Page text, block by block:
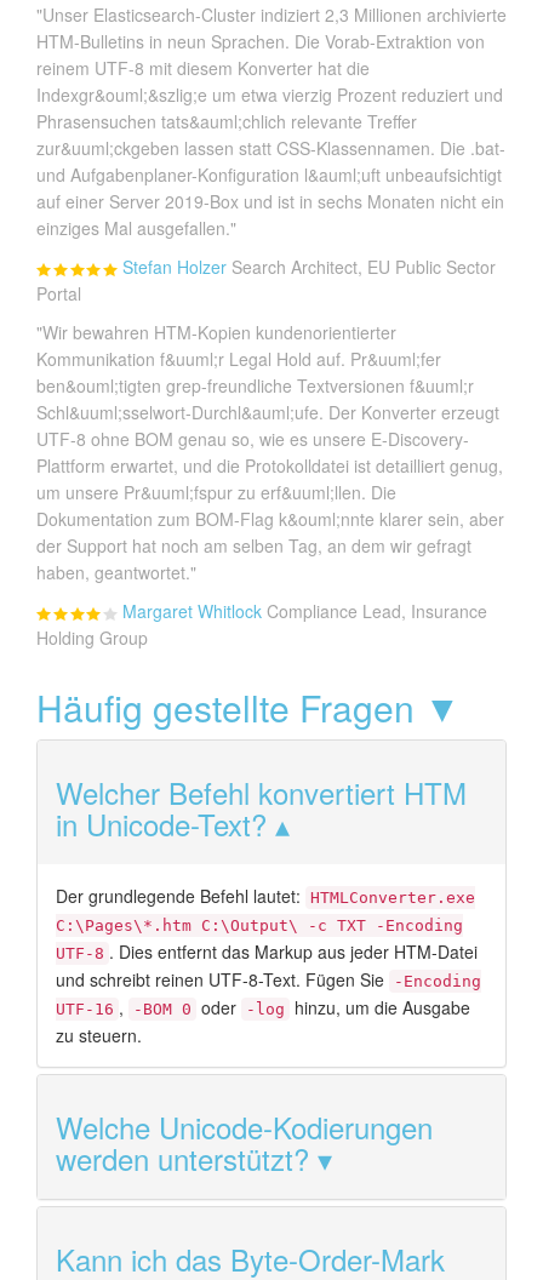
"Unser Elasticsearch-Cluster indiziert 2,3 Millionen archivierte
HTM-Bulletins in neun Sprachen. Die Vorab-Extraktion von
reinem UTF-8 mit diesem Konverter hat die
Indexgr&ouml;&szlig;e um etwa vierzig Prozent reduziert und
Phrasensuchen tats&auml;chlich relevante Treffer
zur&uuml;ckgeben lassen statt CSS-Klassennamen. Die .bat-
und Aufgabenplaner-Konfiguration l&auml;uft unbeaufsichtigt
auf einer Server 2019-Box und ist in sechs Monaten nicht ein
einziges Mal ausgefallen."
Stefan Holzer Search Architect, EU Public Sector
Portal
"Wir bewahren HTM-Kopien kundenorientierter
Kommunikation f&uuml;r Legal Hold auf. Pr&uuml;fer
ben&ouml;tigten grep-freundliche Textversionen f&uuml;r
Schl&uuml;sselwort-Durchl&auml;ufe. Der Konverter erzeugt
UTF-8 ohne BOM genau so, wie es unsere E-Discovery-
Plattform erwartet, und die Protokolldatei ist detailliert genug,
um unsere Pr&uuml;fspur zu erf&uuml;llen. Die
Dokumentation zum BOM-Flag k&ouml;nnte klarer sein, aber
der Support hat noch am selben Tag, an dem wir gefragt
haben, geantwortet."
Margaret Whitlock Compliance Lead, Insurance
Holding Group
Häufig gestellte Fragen ▼
Welcher Befehl konvertiert HTM
in Unicode-Text?
Der grundlegende Befehl lautet: HTMLConverter.exe
C:\Pages\*.htm C:\Output\ -c TXT -Encoding
UTF-8 . Dies entfernt das Markup aus jeder HTM-Datei
und schreibt reinen UTF-8-Text. Fügen Sie
-Encoding
UTF-16 , -BOM 0 oder -log
hinzu, um die Ausgabe
zu steuern.
Welche Unicode-Kodierungen
werden unterstützt?
Kann ich das Byte-Order-Mark